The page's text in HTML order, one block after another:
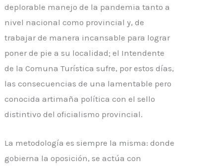
deplorable manejo de la pandemia tanto a
nivel nacional como provincial y, de
trabajar de manera incansable para lograr
poner de pie a su localidad; el Intendente
de la Comuna Turística sufre, por estos días,
las consecuencias de una lamentable pero
conocida artimaña política con el sello
distintivo del oficialismo provincial.
La metodología es siempre la misma: donde
gobierna la oposición, se actúa con